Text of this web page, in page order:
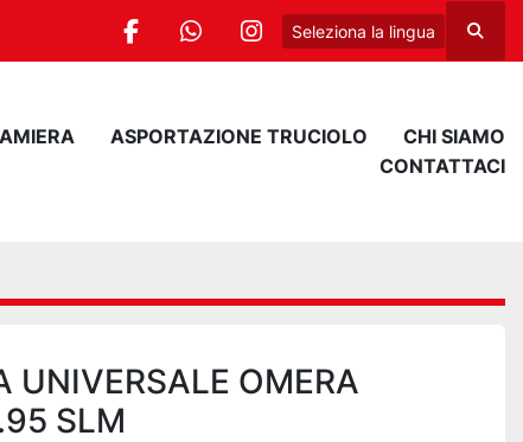
facebookwhatsappinstagram
Seleziona la lingua Cerca
ASPORTAZIONE TRUCIOLO
CHI SIAMO
CONTATTACI
UNIVERSALE OMERA
SLM